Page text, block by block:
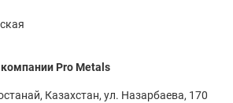
Pro Metals
Казахстан, ул. Назарбаева, 170